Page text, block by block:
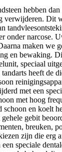
hebben
verwijderen. Dit
onder narcose.
maken we
en bewaking.
speciaal
heeft de
met een
met hoog
en koelt
gebit
breuken,
zijn die erg
speciale